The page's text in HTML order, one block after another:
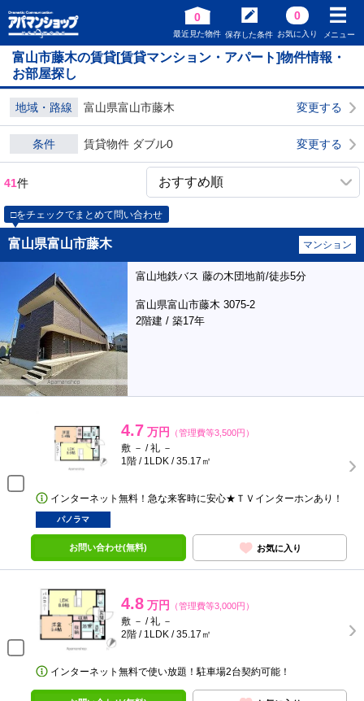
0
最近見た物件 保存した条件
0
お気に入り メニュー
富山市藤木の賃貸[賃貸マンション・アパート]物件情報・
お部屋探し
地域・路線 富山県富山市藤木 変更する
条件 賃貸物件 ダブル0 変更する
41件
□をチェックでまとめて問い合わせ
富山県富山市藤木 マンション
富山地鉄バス 藤の木団地前/徒歩5分
富山県富山市藤木 3075-2
2階建 / 築17年
4.7 万円 （管理費等3,500円）
敷 － / 礼 －
1階 / 1LDK / 35.17㎡
インターネット無料！急な来客時に安心★ＴＶインターホンあり！
パノラマ
お問い合わせ(無料) お気に入り
4.8 万円 （管理費等3,000円）
敷 － / 礼 －
2階 / 1LDK / 35.17㎡
インターネット無料で使い放題！駐車場2台契約可能！